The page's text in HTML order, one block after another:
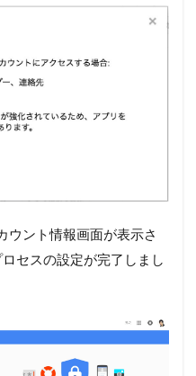
ウント情報画面が表示さ
セスの設定が完了しまし